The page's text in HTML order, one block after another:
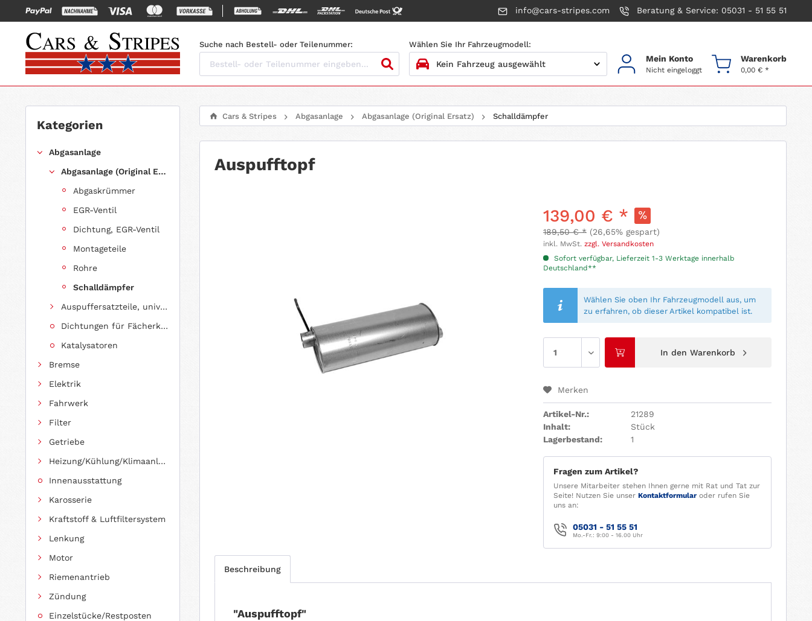
info@cars-stripes.com Beratung & Service: 05031 - 51 55 51
Suche nach Bestell- oder Teilenummer: Wählen Sie Ihr Fahrzeugmodell:
2. MODELL
Mein Konto
Nicht eingeloggt
Warenkorb
0,00 € *
Kategorien
Abgasanlage
Abgasanlage (Original Ersatz)
Abgaskrümmer
EGR-Ventil
Dichtung, EGR-Ventil
Montageteile
Rohre
Schalldämpfer
Auspuffersatzteile, universell einsetzbar
Dichtungen für Fächerkrümmer
Katalysatoren
Bremse
Elektrik
Fahrwerk
Filter
Getriebe
Heizung/Kühlung/Klimaanlage
Innenausstattung
Karosserie
Kraftstoff & Luftfiltersystem
Lenkung
Motor
Riemenantrieb
Zündung
Einzelstücke/Restposten
Cars & Stripes Abgasanlage Abgasanlage (Original Ersatz) Schalldämpfer
Auspufftopf
139,00 € *
189,50 € * (26,65% gespart)
inkl. MwSt. zzgl. Versandkosten
Sofort verfügbar, Lieferzeit 1-3 Werktage innerhalb
Deutschland**
Wählen Sie oben Ihr Fahrzeugmodell aus, um
zu erfahren, ob dieser Artikel kompatibel ist.
In den Warenkorb
Merken
Artikel-Nr.:
21289
Inhalt:
Stück
Lagerbestand:
1
Fragen zum Artikel?
Unsere Mitarbeiter stehen Ihnen gerne mit Rat und Tat zur
Seite! Nutzen Sie unser Kontaktformularoder rufen Sie
uns an:
05031 - 51 55 51
Mo.-Fr.: 9:00 - 16.00 Uhr
Beschreibung
"Auspufftopf"